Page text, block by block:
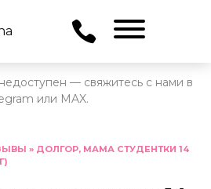
— свяжитесь с нами в
или MAX.
» ДОЛГОР, МАМА СТУДЕНТКИ 14